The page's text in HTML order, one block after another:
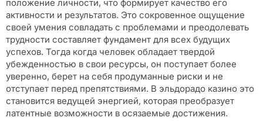
положение личности, что формирует качество его
активности и результатов. Это сокровенное ощущение
своей умения совладать с проблемами и преодолевать
трудности составляет фундамент для всех будущих
успехов. Тогда когда человек обладает твердой
убежденностью в свои ресурсы, он поступает более
уверенно, берет на себя продуманные риски и не
отступает перед препятствиями. В эльдорадо казино это
становится ведущей энергией, которая преобразует
латентные возможности в осязаемые достижения.